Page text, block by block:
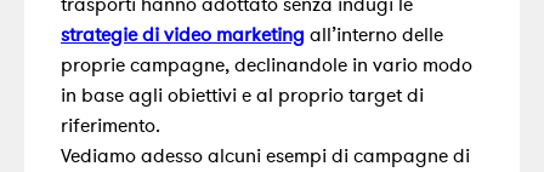
strategie di video marketing all’interno delle
proprie campagne, declinandole in vario modo
in base agli obiettivi e al proprio target di
riferimento.
Vediamo adesso alcuni esempi di campagne di